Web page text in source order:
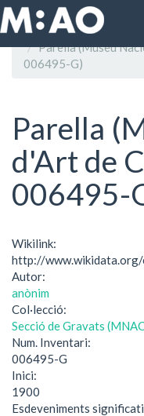
Vés al contingut
Inici
Parella (Museu
006495-G)
Parella
d'Art de
006495-
Wikilink:
http://
Autor:
anònim
Col·lecció:
Secció de Gravats
Num. Inventari:
006495-G
Inici:
1900
Esdeveniments